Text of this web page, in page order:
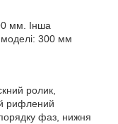
мм. Інша
300 мм
ролик,
рифлений
фаз, нижня